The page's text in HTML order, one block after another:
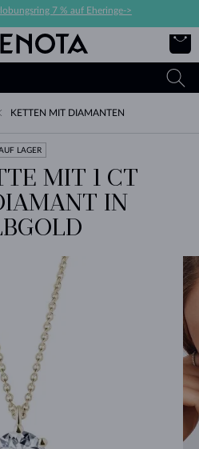
7 % auf Eheringe->
KETTEN MIT DIAMANTEN
LAGER
MIT 1 CT
IN